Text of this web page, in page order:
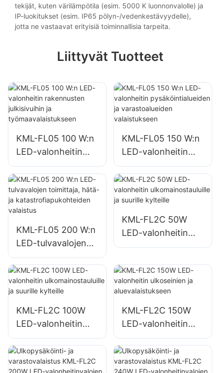
tekijät, kuten värilämpötila (esim. 5000 K luonnonvalolle) ja
IP-luokitukset (esim. IP65 pölyn-/vedenkestävyydelle),
jotta ne vastaavat erityisiä toiminnallisia tarpeita.
Liittyvät Tuotteet
KML-FL05 100 W:n
LED-valonheitin
rakennusten
julkisivuihin ja
työmaavalaistuksee
n
KML-FL05 150 W:n
LED-valonheitin
pysäköintialueiden
ja varastoalueiden
valaistukseen
KML-FL05 200 W:n
LED-tulvavalojen
toimittaja, hätä- ja
katastrofiapukohtei
den valaistus
KML-FL2C 50W
LED-valonheitin
ulkomainostauluille
KML-FL2C 100W
LED-valonheitin
ulkomainostauluille
ja suurille kylteille
KML-FL2C 150W
LED-valonheitin
ulkoseinien ja
aluevalaistukseen